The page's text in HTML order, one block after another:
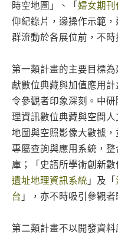
時空地圖」、「 婦女期刊
仰紀錄片，邊操作示範
群流動於各展位前，不時
第一類計畫的主要目標
獻數位典藏與加值應用
令參觀者印象深刻。中
理資訊數位典藏與空間
地圖與空照影像大數據
專屬查詢與應用系統，
庫；「史語所學術創新
遺址地理資訊系統 」及「
台 」，亦不時吸引參觀者
第二類計畫不以開發資